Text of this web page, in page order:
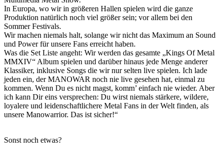
In Europa, wo wir in größeren Hallen spielen wird die ganze
Produktion natürlich noch viel größer sein; vor allem bei den
Sommer Festivals.
Wir machen niemals halt, solange wir nicht das Maximum an Sound
und Power für unsere Fans erreicht haben.
Was die Set Liste angeht: Wir werden das gesamte „Kings Of Metal
MMXIV“ Album spielen und darüber hinaus jede Menge anderer
Klassiker, inklusive Songs die wir nur selten live spielen. Ich lade
jeden ein, der MANOWAR noch nie live gesehen hat, einmal zu
kommen. Wenn Du es nicht magst, komm’ einfach nie wieder. Aber
ich kann Dir eins versprechen: Du wirst niemals stärkere, wildere,
loyalere und leidenschaftlichere Metal Fans in der Welt finden, als
unsere Manowarrior. Das ist sicher!“
Sonst noch etwas?